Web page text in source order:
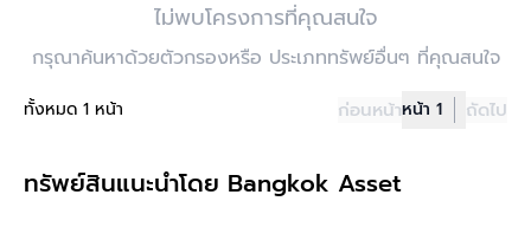
ไม่พบโครงการที่คุณสนใจ
กรุณาค้นหาด้วยตัวกรองหรือ ประเภททรัพย์อื่นๆ ที่คุณสนใจ
ทั้งหมด 1 หน้า ก่อนหน้าหน้า 1 ถัดไป
ทรัพย์สินแนะนำโดย Bangkok Asset